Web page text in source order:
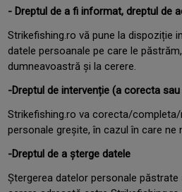
- Dreptul de a fi informat, dreptul de
Strikefishing.ro vă pune la dispoziție
datele persoanale pe care le
dumneavoastră și la cerere.
-Dreptul de intervenție (a corecta
Strikefishing.ro va corecta/
personale greșite, în cazul în care
-Dreptul de a șterge datele
Ștergerea datelor personale